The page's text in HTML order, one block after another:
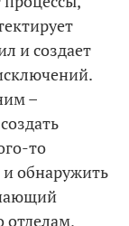
и создает
–
то
и обнаружить
отделам,